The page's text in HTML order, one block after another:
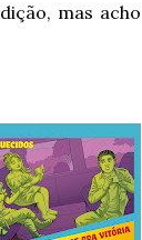
mas acho